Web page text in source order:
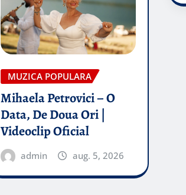
MUZICA POPULARA
Mihaela Petrovici – O
Data, De Doua Ori |
Videoclip Oficial
admin aug. 5, 2026